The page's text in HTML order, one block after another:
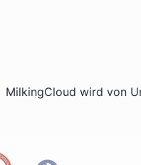
MilkingCloud wird von